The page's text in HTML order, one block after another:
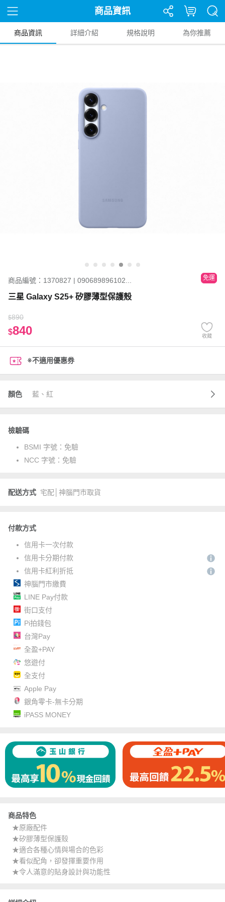
商品資訊
商品資訊 詳細介紹 規格說明 為你推薦
商品編號：1370827 | 090689896102... 免運
三星 Galaxy S25+ 矽膠薄型保護殼
$890
$840 收藏
※不適用優惠券
顏色 藍、紅
檢驗碼
BSMI 字號： 免驗
NCC 字號： 免驗
配送方式 宅配│神腦門市取貨
付款方式
信用卡一次付款
信用卡分期付款
信用卡紅利折抵
神腦門市繳費
LINE Pay付款
街口支付
Pi拍錢包
台灣Pay
全盈+PAY
悠遊付
全支付
Apple Pay
銀角零卡-無卡分期
iPASS MONEY
商品特色
★原廠配件
★矽膠薄型保護殼
★適合各種心情與場合的色彩
★看似配角，卻發揮重要作用
★令人滿意的貼身設計與功能性